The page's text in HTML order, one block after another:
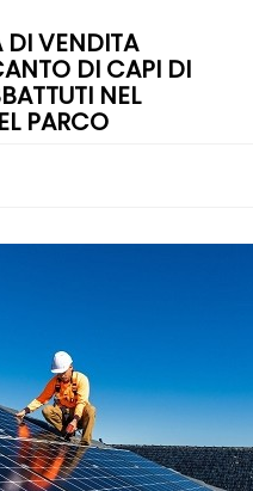
DI VENDITA
DI CAPI DI
NEL
PARCO